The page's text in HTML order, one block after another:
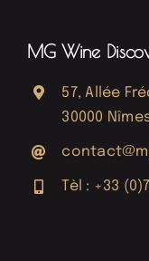
MG Wine
57, Allée
30000
Tèl : +33